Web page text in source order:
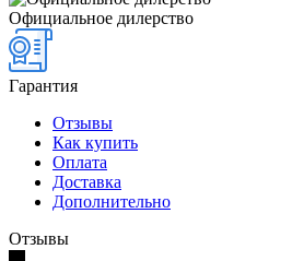
Официальное дилерство
Гарантия
Отзывы
Как купить
Оплата
Доставка
Дополнительно
Отзывы